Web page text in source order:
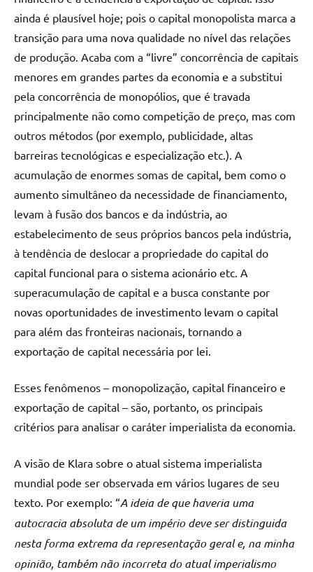
ainda é plausível hoje; pois o capital monopolista marca a
transição para uma nova qualidade no nível das relações
de produção. Acaba com a “livre” concorrência de capitais
menores em grandes partes da economia e a substitui
pela concorrência de monopólios, que é travada
principalmente não como competição de preço, mas com
outros métodos (por exemplo, publicidade, altas
barreiras tecnológicas e especialização etc.). A
acumulação de enormes somas de capital, bem como o
aumento simultâneo da necessidade de financiamento,
levam à fusão dos bancos e da indústria, ao
estabelecimento de seus próprios bancos pela indústria,
à tendência de deslocar a propriedade do capital do
capital funcional para o sistema acionário etc. A
superacumulação de capital e a busca constante por
novas oportunidades de investimento levam o capital
para além das fronteiras nacionais, tornando a
exportação de capital necessária por lei.
Esses fenômenos – monopolização, capital financeiro e
exportação de capital – são, portanto, os principais
critérios para analisar o caráter imperialista da economia.
A visão de Klara sobre o atual sistema imperialista
mundial pode ser observada em vários lugares de seu
texto. Por exemplo: “A ideia de que haveria uma
autocracia absoluta de um império deve ser distinguida
nesta forma extrema da representação geral e, na minha
opinião, também não incorreta do atual imperialismo